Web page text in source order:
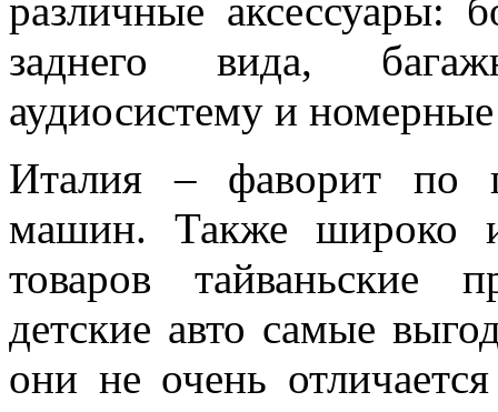
различные аксессуары:
заднего вида,
аудиосистему и
Италия – фаворит по
машин. Также широко
товаров тайваньские
детские авто самые
они не очень